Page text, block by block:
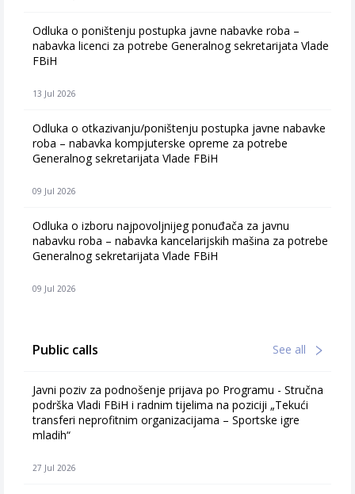
Odluka o poništenju postupka javne nabavke roba –
nabavka licenci za potrebe Generalnog sekretarijata Vlade
FBiH
13 Jul 2026
Odluka o otkazivanju/poništenju postupka javne nabavke
roba – nabavka kompjuterske opreme za potrebe
Generalnog sekretarijata Vlade FBiH
09 Jul 2026
Odluka o izboru najpovoljnijeg ponuđača za javnu
nabavku roba – nabavka kancelarijskih mašina za potrebe
Generalnog sekretarijata Vlade FBiH
09 Jul 2026
Public calls See all
Javni poziv za podnošenje prijava po Programu - Stručna
podrška Vladi FBiH i radnim tijelima na poziciji „Tekući
transferi neprofitnim organizacijama – Sportske igre
mladih“
27 Jul 2026